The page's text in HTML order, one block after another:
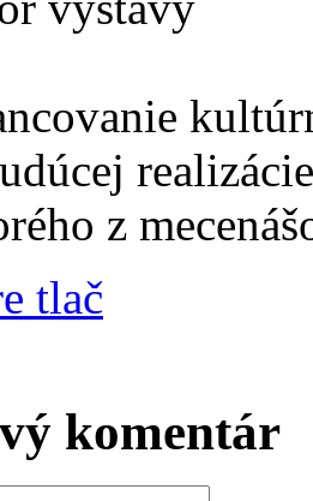
z
tlač
komentár